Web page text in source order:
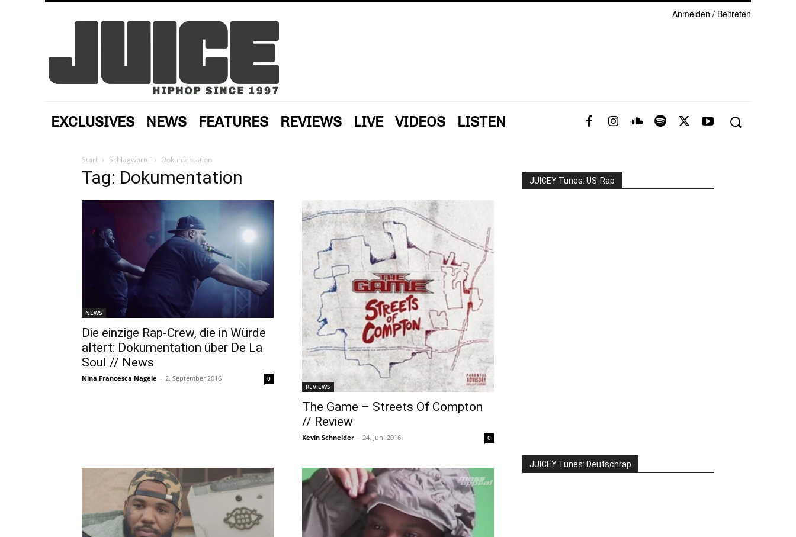
Anmelden / Beitreten
EXCLUSIVES NEWS FEATURES REVIEWS LIVE VIDEOS LISTEN
Start Schlagworte Dokumentation
Tag: Dokumentation
NEWS
Die einzige Rap-Crew, die in Würde
altert: Dokumentation über De La
Soul // News
Nina Francesca Nagele - 2. September 2016
0
REVIEWS
The Game – Streets Of Compton
// Review
Kevin Schneider - 24. Juni 2016 0
JUICEY Tunes: US-Rap
JUICEY Tunes: Deutschrap